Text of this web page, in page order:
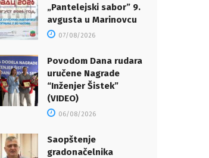
„Pantelejski sabor” 9.
avgusta u Marinovcu
07/08/2026
Povodom Dana rudara
uručene Nagrade
“Inženjer Šistek”
(VIDEO)
06/08/2026
Saopštenje
gradonačelnika